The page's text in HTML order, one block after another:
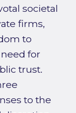
societal
firms,
to
for
trust.
to the